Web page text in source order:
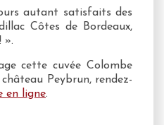
autant satisfaits des
Côtes de Bordeaux,
».
cette cuvée Colombe
Peybrun, rendez-
en ligne.